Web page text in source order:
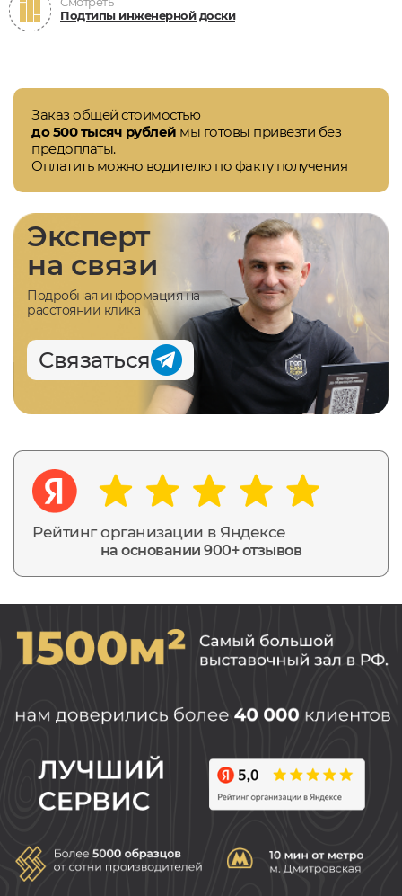
Подтипы инженерной доски
Заказ общей стоимостью
до 500 тысяч рублей мы готовы привезти без
предоплаты.
Оплатить можно водителю по факту получения
Рейтинг организации в Яндексе
на основании 900+ отзывов
Эксперт
на связи
Подробная информация на
расстоянии клика
Связаться